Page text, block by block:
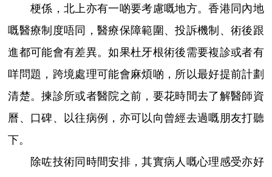
梗係，北上亦有一啲要考慮嘅地方。香港同內地
嘅醫療制度唔同，醫療保障範圍、投訴機制、術後跟
進都可能會有差異。如果杜牙根術後需要複診或者有
咩問題，跨境處理可能會麻煩啲，所以最好提前計劃
清楚。揀診所或者醫院之前，要花時間去了解醫師資
曆、口碑、以往病例，亦可以向曾經去過嘅朋友打聽
下。
除咗技術同時間安排，其實病人嘅心理感受亦好